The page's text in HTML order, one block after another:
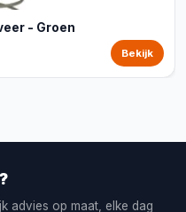
- Groen
Bekijk
advies op maat, elke dag